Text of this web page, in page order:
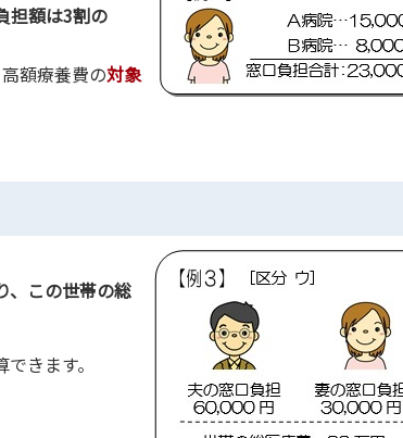
担額は3割の
額療養費の対象
、この世帯の総
きます。